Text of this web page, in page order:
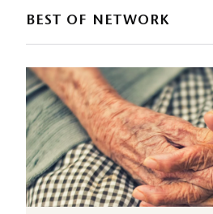
BEST OF NETWORK